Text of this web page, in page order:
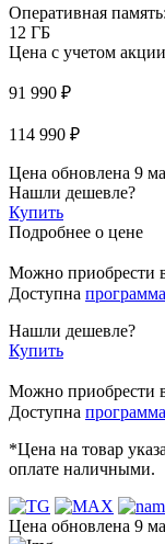
Оперативная память:
12 ГБ
Цена с учетом акции
91 990 ₽
114 990 ₽
Цена обновлена 9
Нашли дешевле?
Купить
Подробнее о цене
Можно приобрести
Доступна
Нашли дешевле?
Купить
Можно приобрести
Доступна
*Цена на товар
оплате наличными.
Цена обновлена 9